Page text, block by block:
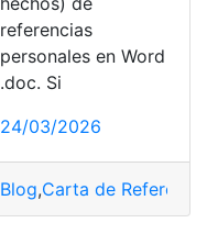
referencias
personales en Word
.doc. Si
24/03/2026
Blog,Carta de